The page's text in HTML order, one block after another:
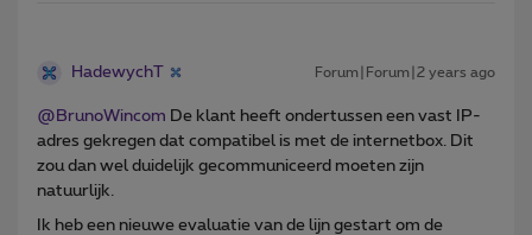
HadewychT Forum|Forum|2 years ago
@BrunoWincom De klant heeft ondertussen een vast IP-
adres gekregen dat compatibel is met de internetbox. Dit
zou dan wel duidelijk gecommuniceerd moeten zijn
natuurlijk.
Ik heb een nieuwe evaluatie van de lijn gestart om de